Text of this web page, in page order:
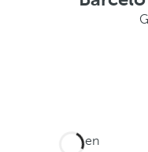
Está en